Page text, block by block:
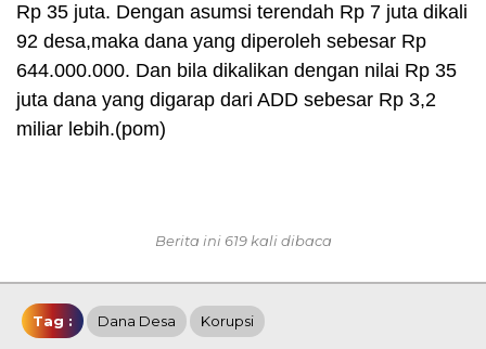
Rp 35 juta. Dengan asumsi terendah Rp 7 juta dikali
92 desa,maka dana yang diperoleh sebesar Rp
644.000.000. Dan bila dikalikan dengan nilai Rp 35
juta dana yang digarap dari ADD sebesar Rp 3,2
miliar lebih.(pom)
Berita ini 619 kali dibaca
Tag : Dana Desa Korupsi